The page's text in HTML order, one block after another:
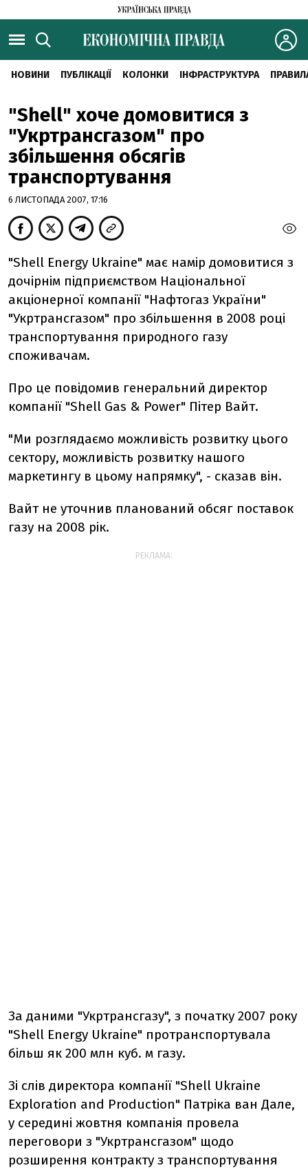
НОВИНИ ПУБЛІКАЦІЇ КОЛОНКИ ІНФРАСТРУКТУРА
"Shell" хоче домовитися з
"Укртрансгазом" про
збільшення обсягів
транспортування
6 ЛИСТОПАДА 2007, 17:16
"Shell Energy Ukraine" має намір домовитися з
дочірнім підприємством Національної
акціонерної компанії "Нафтогаз України"
"Укртрансгазом" про збільшення в 2008 році
транспортування природного газу
споживачам.
Про це повідомив генеральний директор
компанії "Shell Gas & Power" Пітер Вайт.
"Ми розглядаємо можливість розвитку цього
сектору, можливість розвитку нашого
маркетингу в цьому напрямку", - сказав він.
Вайт не уточнив планований обсяг поставок
газу на 2008 рік.
РЕКЛАМА:
За даними "Укртрансгазу", з початку 2007 року
"Shell Energy Ukraine" протранспортувала
більш як 200 млн куб. м газу.
Зі слів директора компанії "Shell Ukraine
Exploration and Production" Патріка ван Дале,
у середині жовтня компанія провела
переговори з "Укртрансгазом" щодо
розширення контракту з транспортування